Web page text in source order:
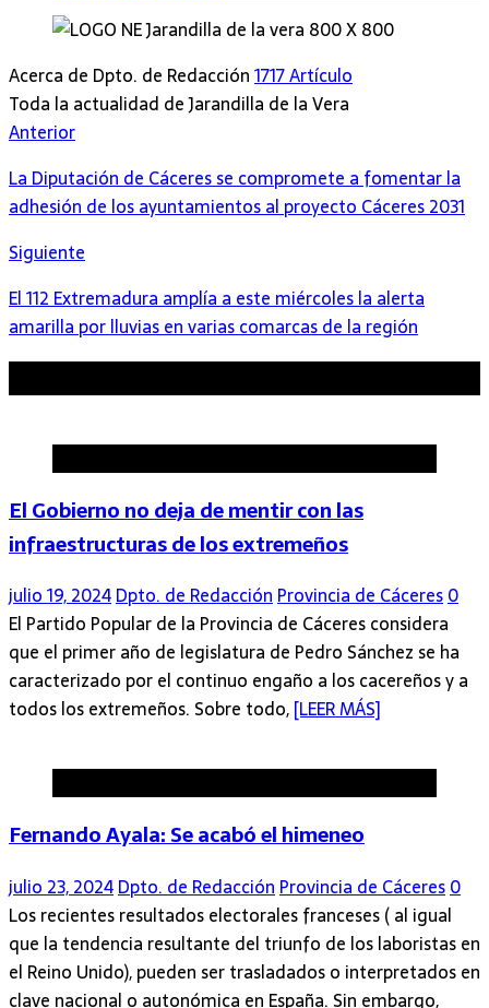
Acerca de Dpto. de Redacción1717 Artículo
Toda la actualidad de Jarandilla de la Vera
Sitio
Anterior
La Diputación de Cáceres se compromete a fomentar la
adhesión de los ayuntamientos al proyecto Cáceres 2031
Siguiente
El 112 Extremadura amplía a este miércoles la alerta
amarilla por lluvias en varias comarcas de la región
El Gobierno no deja de mentir con las
infraestructuras de los extremeños
julio 19, 2024Dpto. de RedacciónProvincia de Cáceres0
El Partido Popular de la Provincia de Cáceres considera
que el primer año de legislatura de Pedro Sánchez se ha
caracterizado por el continuo engaño a los cacereños y a
todos los extremeños. Sobre todo,[LEER MÁS]
Fernando Ayala: Se acabó el himeneo
julio 23, 2024Dpto. de Redacción Provincia de Cáceres0
Los recientes resultados electorales franceses ( al igual
que la tendencia resultante del triunfo de los laboristas en
el Reino Unido), pueden ser trasladados o interpretados en
clave nacional o autonómica en España. Sin embargo,